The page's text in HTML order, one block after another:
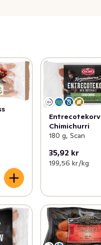
Entrecotekorv
Chimichurri
180 g, Scan
35,92 kr
199,56 kr /kg